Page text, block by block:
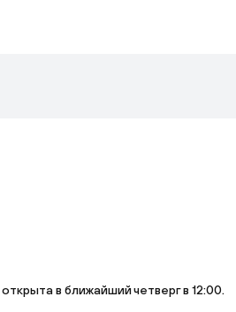
в ближайший четверг в 12:00.